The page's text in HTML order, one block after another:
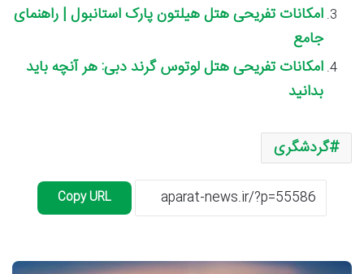
امکانات تفریحی هتل هیلتون پارک استانبول | راهنمای
جامع
امکانات تفریحی هتل لوتوس گرند دبی: هر آنچه باید
بدانید
گردشگری
Copy URL